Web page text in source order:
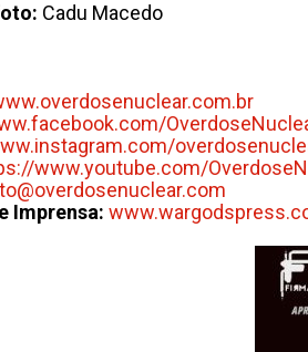
Cadu Macedo
www.youtube.com/
Imprensa: